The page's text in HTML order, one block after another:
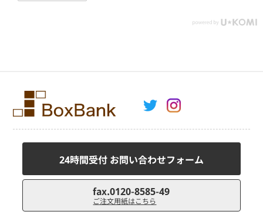
24時間受付 お問い合わせフォーム
fax.0120-8585-49
ご注文用紙はこちら